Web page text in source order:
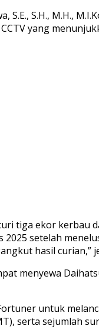
S.E., S.H., M.H.,
yang
tiga ekor kerbau
2025 setelah
hasil curian,”
menyewa
untuk
serta sejumlah